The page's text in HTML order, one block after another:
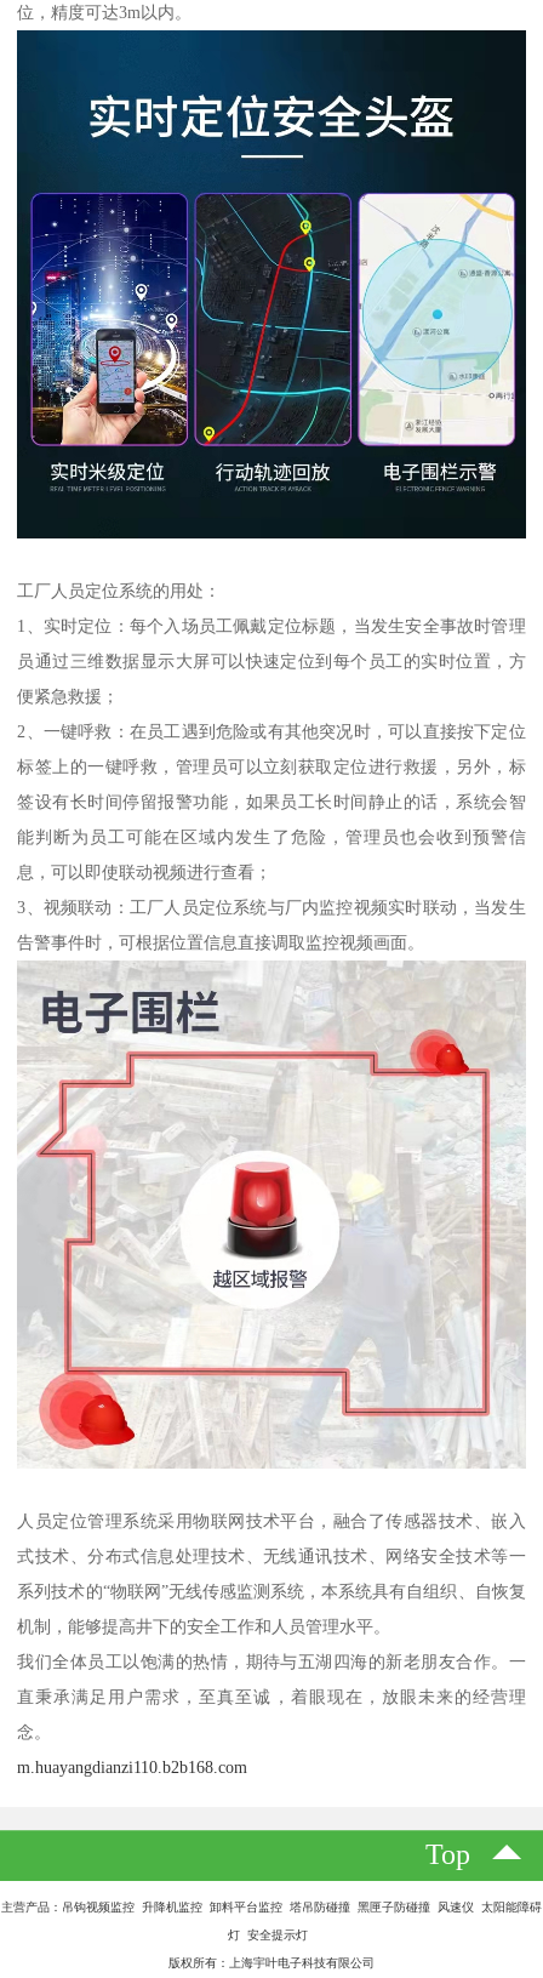
位，精度可达3m以内。
工厂人员定位系统的用处：
1、实时定位：每个入场员工佩戴定位标题，当发生安全事故时管理
员通过三维数据显示大屏可以快速定位到每个员工的实时位置，方
便紧急救援；
2、一键呼救：在员工遇到危险或有其他突况时，可以直接按下定位
标签上的一键呼救，管理员可以立刻获取定位进行救援，另外，标
签设有长时间停留报警功能，如果员工长时间静止的话，系统会智
能判断为员工可能在区域内发生了危险，管理员也会收到预警信
息，可以即使联动视频进行查看；
3、视频联动：工厂人员定位系统与厂内监控视频实时联动，当发生
告警事件时，可根据位置信息直接调取监控视频画面。
人员定位管理系统采用物联网技术平台，融合了传感器技术、嵌入
式技术、分布式信息处理技术、无线通讯技术、网络安全技术等一
系列技术的“物联网”无线传感监测系统，本系统具有自组织、自恢复
机制，能够提高井下的安全工作和人员管理水平。
我们全体员工以饱满的热情，期待与五湖四海的新老朋友合作。一
直秉承满足用户需求，至真至诚，着眼现在，放眼未来的经营理
念。
m.huayangdianzi110.b2b168.com
Top
主营产品：吊钩视频监控 升降机监控 卸料平台监控 塔吊防碰撞 黑匣子防碰撞 风速仪 太阳能障碍
灯 安全提示灯
版权所有：上海宇叶电子科技有限公司